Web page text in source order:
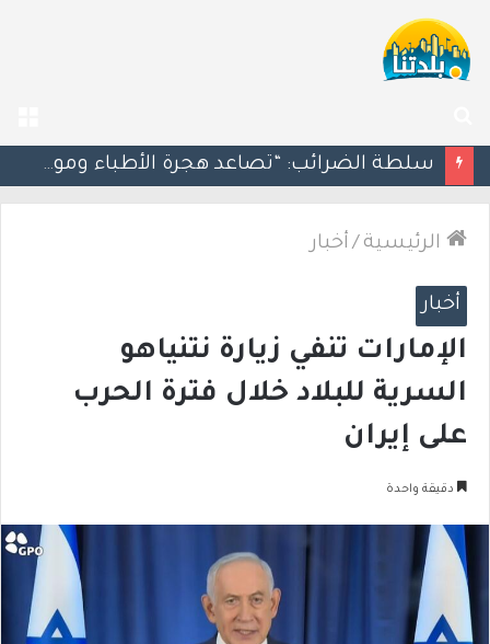
عن
مسؤول إسرائيلي: الحكومة اللبنانية وافقت على وجود الجيش الإسرائيلي داخل أراضيها
الرئيسية / أخبار
أخبار
الإمارات تنفي زيارة نتنياهو
السرية للبلاد خلال فترة الحرب
على إيران
دقيقة واحدة